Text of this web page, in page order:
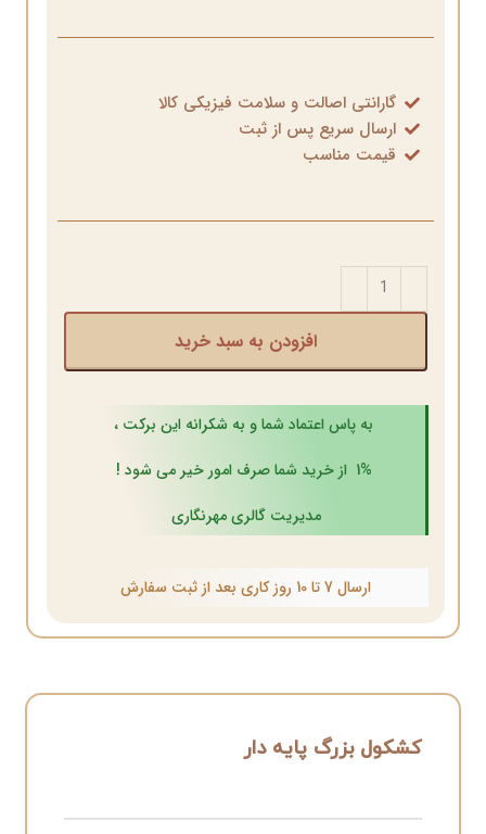
گارانتی اصالت و سلامت فیزیکی کالا
ارسال سریع پس از ثبت
قیمت مناسب
افزودن به سبد خرید
به پاس اعتماد شما و به شکرانه این برکت ،
1% از خرید شما صرف امور خیر می شود !
مدیریت گالری مهرنگاری
ارسال 7 تا 10 روز کاری بعد از ثبت سفارش
کشکول بزرگ پایه دار